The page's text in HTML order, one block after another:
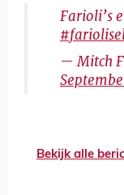
Farioli’s
— Mitch
Bekijk alle